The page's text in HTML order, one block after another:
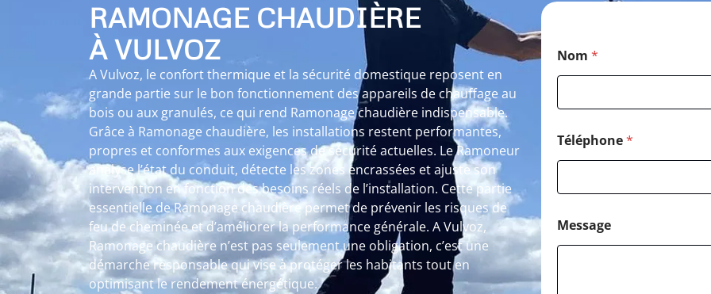
RAMONAGE CHAUDIÈRE
À VULVOZ
A Vulvoz, le confort thermique et la sécurité domestique reposent en
grande partie sur le bon fonctionnement des appareils de chauffage au
bois ou aux granulés, ce qui rend Ramonage chaudière indispensable.
Grâce à Ramonage chaudière, les installations restent performantes,
propres et conformes aux exigences de sécurité actuelles. Le Ramoneur
analyse l’état du conduit, détecte les zones encrassées et ajuste son
intervention en fonction des besoins réels de l’installation. Cette partie
essentielle de Ramonage chaudière permet de prévenir les risques de
feu de cheminée et d’améliorer la performance générale. A Vulvoz,
Ramonage chaudière n’est pas seulement une obligation, c’est une
démarche responsable qui vise à protéger les habitants tout en
optimisant le rendement énergétique.
Nom *
Téléphone*
Message